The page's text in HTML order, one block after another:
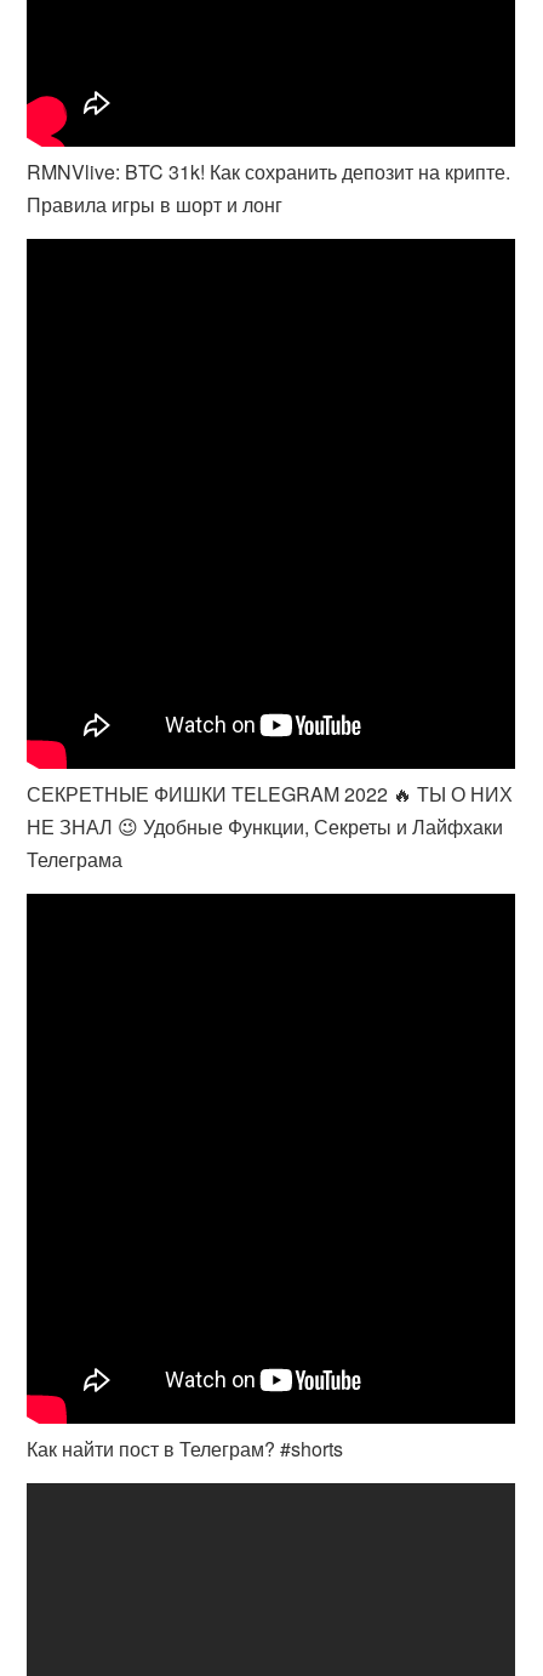
RMNVlive: BTC 31k! Как сохранить депозит на крипте.
Правила игры в шорт и лонг
СЕКРЕТНЫЕ ФИШКИ TELEGRAM 2022 🔥 ТЫ О НИХ
НЕ ЗНАЛ 😉 Удобные Функции, Секреты и Лайфхаки
Телеграма
Как найти пост в Телеграм? #shorts